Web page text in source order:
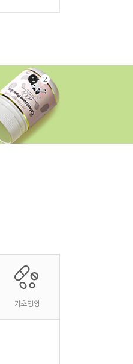
1 2
기초영양